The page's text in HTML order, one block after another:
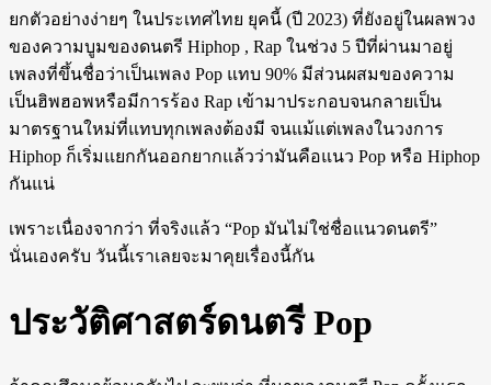
ยกตัวอย่างง่ายๆ ในประเทศไทย ยุคนี้ (ปี 2023) ที่ยังอยู่ในผลพวง
ของความบูมของดนตรี Hiphop , Rap ในช่วง 5 ปีที่ผ่านมาอยู่
เพลงที่ขึ้นชื่อว่าเป็นเพลง Pop แทบ 90% มีส่วนผสมของความ
เป็นฮิพฮอพหรือมีการร้อง Rap เข้ามาประกอบจนกลายเป็น
มาตรฐานใหม่ที่แทบทุกเพลงต้องมี จนแม้แต่เพลงในวงการ
Hiphop ก็เริ่มแยกกันออกยากแล้วว่ามันคือแนว Pop หรือ Hiphop
กันแน่
เพราะเนื่องจากว่า ที่จริงแล้ว “Pop มันไม่ใช่ชื่อแนวดนตรี”
นั่นเองครับ วันนี้เราเลยจะมาคุยเรื่องนี้กัน
ประวัติศาสตร์ดนตรี Pop